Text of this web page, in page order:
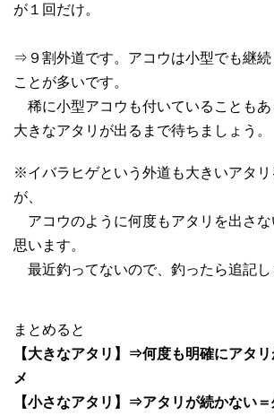
が１回だけ。
⇒９割外道です。アコウは小型でも継
ことが多いです。
稀に小型アコウも付いていることもあ
大きなアタリが出るまで待ちましょう。
※イバラヒゲという外道も大きいアタ
が、
アコウのように何度もアタリを出さな
思います。
最近釣ってないので、釣ったら追記し
まとめると
【大きなアタリ】⇒何度も明確にアタ
メ
【小さなアタリ】⇒アタリが続かない